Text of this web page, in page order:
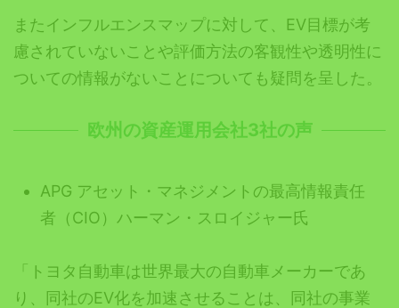
またインフルエンスマップに対して、EV目標が考
慮されていないことや評価方法の客観性や透明性に
ついての情報がないことについても疑問を呈した。
欧州の資産運用会社3社の声
APG アセット・マネジメントの最高情報責任
者（CIO）ハーマン・スロイジャー氏
「トヨタ自動車は世界最大の自動車メーカーであ
り、同社のEV化を加速させることは、同社の事業